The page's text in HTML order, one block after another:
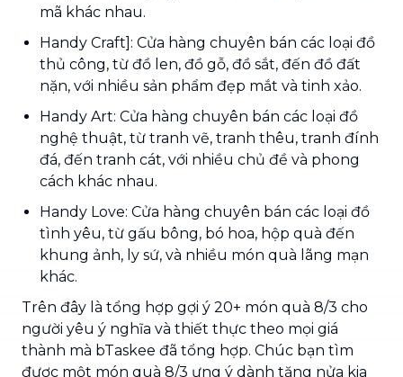
mã khác nhau.
Handy Craft]: Cửa hàng chuyên bán các loại đồ
thủ công, từ đồ len, đồ gỗ, đồ sắt, đến đồ đất
nặn, với nhiều sản phẩm đẹp mắt và tinh xảo.
Handy Art: Cửa hàng chuyên bán các loại đồ
nghệ thuật, từ tranh vẽ, tranh thêu, tranh đính
đá, đến tranh cát, với nhiều chủ đề và phong
cách khác nhau.
Handy Love: Cửa hàng chuyên bán các loại đồ
tình yêu, từ gấu bông, bó hoa, hộp quà đến
khung ảnh, ly sứ, và nhiều món quà lãng mạn
khác.
Trên đây là tổng hợp gợi ý 20+ món quà 8/3 cho
người yêu ý nghĩa và thiết thực theo mọi giá
thành mà bTaskee đã tổng hợp. Chúc bạn tìm
được một món quà 8/3 ưng ý dành tặng nửa kia